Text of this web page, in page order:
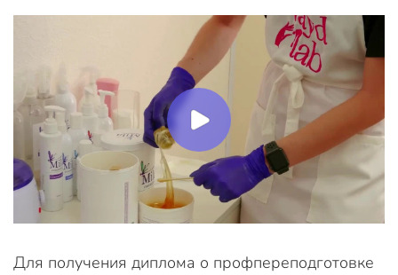
Для получения диплома о профпереподготовке